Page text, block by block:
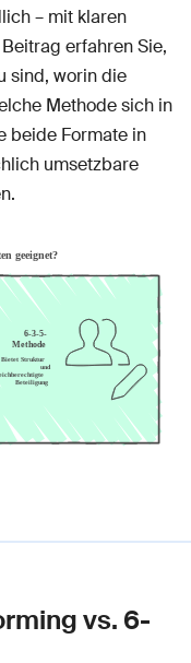
– mit klaren
erfahren Sie,
sind, worin die
Methode sich in
beide Formate in
umsetzbare
vs. 6-